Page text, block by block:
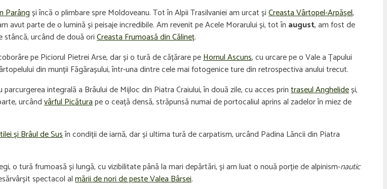
Parângși încă o plimbare spre Moldoveanu. Tot în Alpii Trasilvaniei am urcat șiCreasta Vârtopel-Arpășel,
avut parte de o lumină și peisaje incredibile. Am revenit pe Acele Morarului și, tot în august, am fost de
stâncă, urcând de două oriCreasta Frumoasă din Călineț.
pe Piciorul Pietrei Arse, dar și o tură de cățărare peHornul Ascuns, cu urcare pe o Vale a Țapului
din munții Făgărașului, într-una dintre cele mai fotogenice ture din retrospectiva anului trecut.
parcurgerea integrală a Brâului de Mijloc din Piatra Craiului, în două zile, cu acces printraseul Anghelideși,
urcândvârful Picăturape o ceață densă, străpunsă numai de portocaliul aprins al zadelor în miez de
și Brâul de Susîn condiții de iarnă, dar și ultima tură de carpatism, urcând Padina Lăncii din Piatra
o tură frumoasă și lungă, cu vizibilitate până la mari depărtări, și am luat o nouă porție de alpinism-nautic
spectacol almării de nori de peste Valea Bârsei.